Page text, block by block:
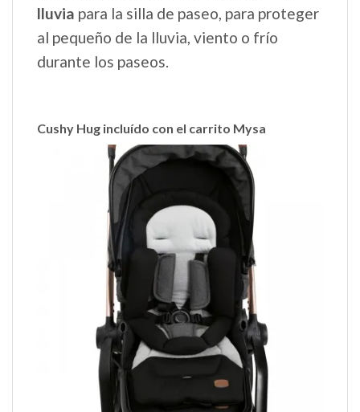
lluvia para la silla de paseo, para proteger
al pequeño de la lluvia, viento o frío
durante los paseos.
Cushy Hug incluído con el carrito Mysa